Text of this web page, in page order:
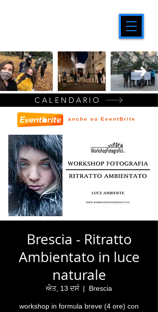
Brescia - Ritratto
Ambientato in luce
naturale
ਐਤ, 13 ਦਸੰ
  |
Brescia
workshop in formula breve (4 ore) con
CALENDARIO
anche su EventBrite